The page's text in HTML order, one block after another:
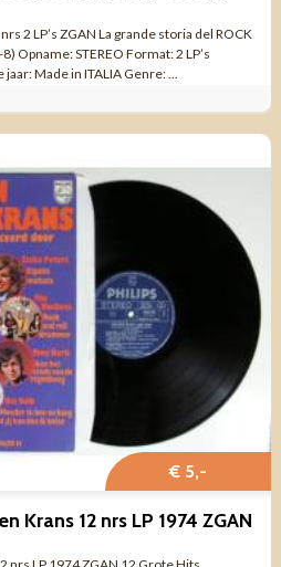
2 LP’s ZGAN La grande storia del ROCK
Opname: STEREO Format: 2 LP’s
Made in ITALIA Genre: ...
€ 5,-
Krans 12 nrs LP 1974 ZGAN